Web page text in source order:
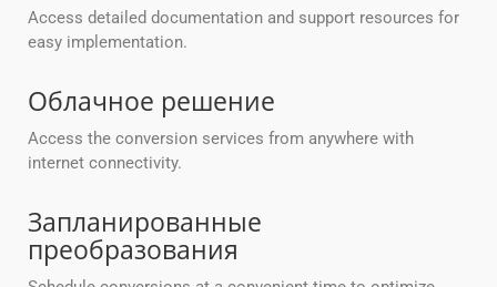
Access detailed documentation and support resources for
easy implementation.
Облачное решение
Access the conversion services from anywhere with
internet connectivity.
Запланированные
преобразования